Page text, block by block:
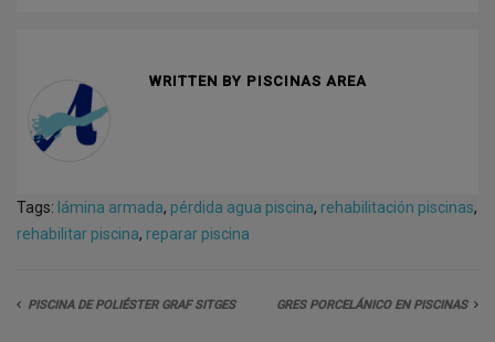
WRITTEN BY PISCINAS AREA
Tags: lámina armada, pérdida agua piscina, rehabilitación piscinas,
rehabilitar piscina, reparar piscina
PISCINA DE POLIÉSTER GRAF SITGES GRES PORCELÁNICO EN PISCINAS